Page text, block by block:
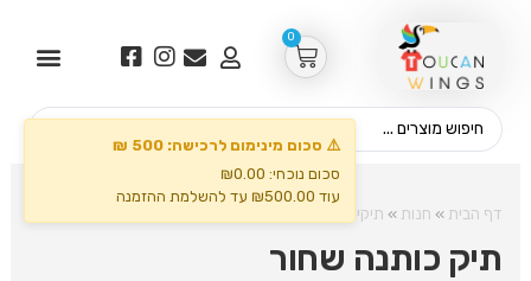
0
דף הבית » חנות » תיקים
תיק כותנה שחור
⚠️ סכום מינימום לרכישה: 500 ₪
סכום נוכחי: ₪0.00
עוד ₪500.00 עד להשלמת ההזמנה